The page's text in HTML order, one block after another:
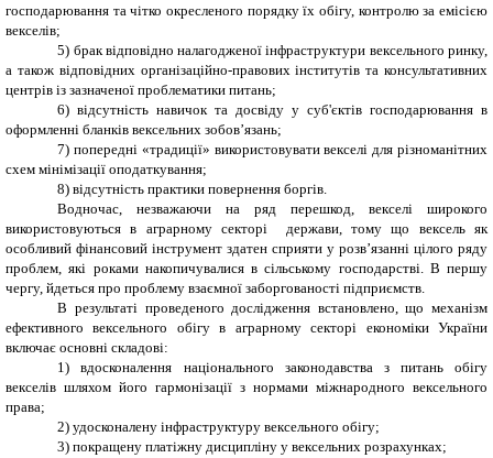
господарювання та чітко окресленого порядку їх обігу, контролю за емісією
векселів;
5) брак відповідно налагодженої інфраструктури вексельного ринку,
а також відповідних організаційно-правових інститутів та консультативних
центрів із зазначеної проблематики питань;
6) відсутність навичок та досвіду у суб'єктів господарювання в
оформленні бланків вексельних зобов’язань;
7) попередні «традиції» використовувати векселі для різноманітних
схем мінімізації оподаткування;
8) відсутність практики повернення боргів.
Водночас, незважаючи на ряд перешкод, векселі широкого
використовуються в аграрному секторі держави, тому що вексель як
особливий фінансовий інструмент здатен сприяти у розв’язанні цілого ряду
проблем, які роками накопичувалися в сільському господарстві. В першу
чергу, йдеться про проблему взаємної заборгованості підприємств.
В результаті проведеного дослідження встановлено, що механізм
ефективного вексельного обігу в аграрному секторі економіки України
включає основні складові:
1)
вдосконалення національного законодавства з питань обігу
векселів шляхом його гармонізації з нормами міжнародного вексельного
права;
2) удосконалену інфраструктуру вексельного обігу;
3) покращену платіжну дисципліну у вексельних розрахунках;